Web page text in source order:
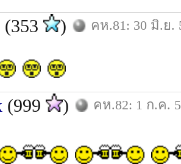
(353 ) คห.81: 30 มิ.ย.
(999 ) คห.82: 1 ก.ค.